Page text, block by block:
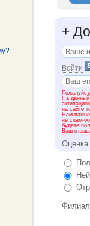
+
Войти
На данный
на сайте
Нам важно
не спам-
будете
Ваш отзыв.
Оценка
Филиал